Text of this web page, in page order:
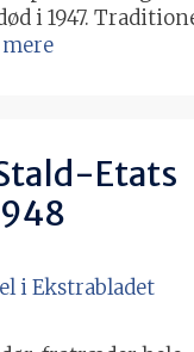
i 1947.
Etats